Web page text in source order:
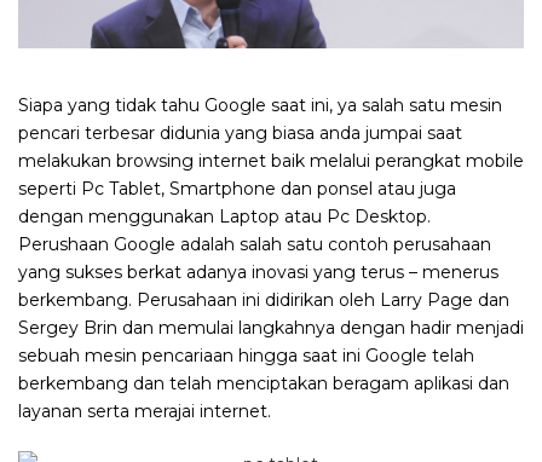
Siapa yang tidak tahu Google saat ini, ya salah satu mesin
pencari terbesar didunia yang biasa anda jumpai saat
melakukan browsing internet baik melalui perangkat mobile
seperti Pc Tablet, Smartphone dan ponsel atau juga
dengan menggunakan Laptop atau Pc Desktop.
Perushaan Google adalah salah satu contoh perusahaan
yang sukses berkat adanya inovasi yang terus – menerus
berkembang. Perusahaan ini didirikan oleh Larry Page dan
Sergey Brin dan memulai langkahnya dengan hadir menjadi
sebuah mesin pencariaan hingga saat ini Google telah
berkembang dan telah menciptakan beragam aplikasi dan
layanan serta merajai internet.